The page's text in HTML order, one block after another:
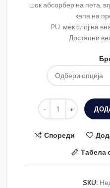
шок абсорбер на пета,
капа на
PU мек слој на
Достапни
Спореди
Табела
SKU: